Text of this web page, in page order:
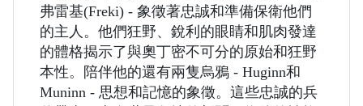
弗雷基(Freki) - 象徵著忠誠和準備保衛他們
的主人。他們狂野、銳利的眼睛和肌肉發達
的體格揭示了與奧丁密不可分的原始和狂野
本性。陪伴他的還有兩隻烏鴉 - Huginn和
Muninn - 思想和記憶的象徵。這些忠誠的兵